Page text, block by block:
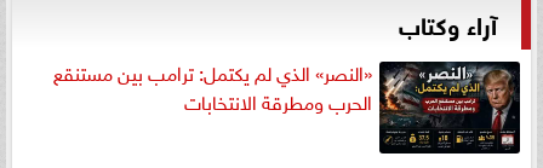
آراء وكتاب
«النصر» الذي لم يكتمل: ترامب بين مستنقع
الحرب ومطرقة الانتخابات